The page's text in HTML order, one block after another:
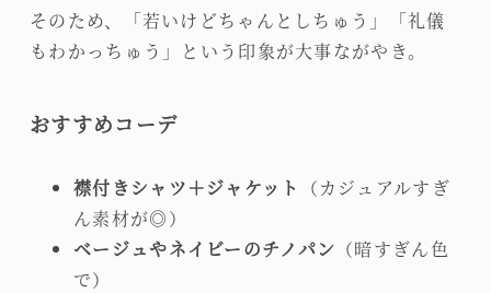
そのため、「若いけどちゃんとしちゅう」「礼儀
もわかっちゅう」という印象が大事ながやき。
おすすめコーデ
襟付きシャツ＋ジャケット
（カジュアルすぎ
ん素材が◎）
ベージュやネイビーのチノパン （暗すぎん色
で）